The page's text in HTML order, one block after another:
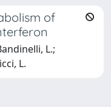
of
L.;
L.